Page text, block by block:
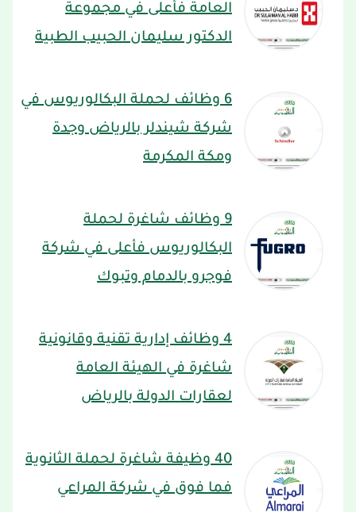
العامة فأعلى في مجموعة
الدكتور سليمان الحبيب الطبية
6 وظائف لحملة البكالوريوس في
شركة شيندلر بالرياض وجدة
ومكة المكرمة
9 وظائف شاغرة لحملة
البكالوريوس فأعلى في شركة
فوجرو بالدمام وتبوك
4 وظائف إدارية تقنية وقانونية
شاغرة في الهيئة العامة
لعقارات الدولة بالرياض
40 وظيفة شاغرة لحملة الثانوية
فما فوق في شركة المراعي